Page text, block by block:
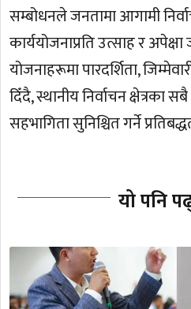
सम्बोधनले जनतामा आगामी
कार्ययोजनाप्रति उत्साह र
योजनाहरूमा पारदर्शिता,
दिँदै, स्थानीय निर्वाचन क्षेत्रका
सहभागिता सुनिश्चित गर्ने
यो पनि